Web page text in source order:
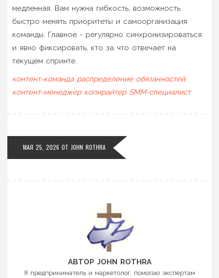
медленная. Вам нужна гибкость, возможность
быстро менять приоритеты и самоорганизация
команды. Главное - регулярно синхронизироваться
и явно фиксировать, кто за что отвечает на
текущем спринте.
контент-команда распределение обязанностей
контент-менеджер копирайтер SMM-специалист
МАЯ 25, 2026 ОТ JOHN ROTHRA
АВТОР JOHN ROTHRA
Я предприниматель и маркетолог, помогаю экспертам